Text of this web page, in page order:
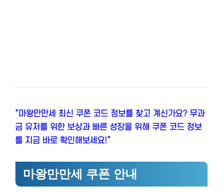
“마왕만만세 최신 쿠폰 코드 정보를 찾고 계신가요? 무과
금 유저를 위한 보상과 빠른 성장을 위해 쿠폰 코드 정보
를 지금 바로 확인해보세요!”
마왕만만세 쿠폰 안내